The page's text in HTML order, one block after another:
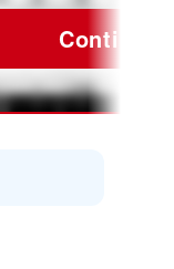
Continua